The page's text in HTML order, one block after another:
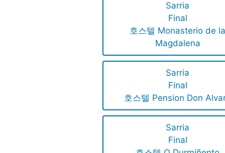
Sarria
Final
호스텔 Monasterio de
Magdalena
Sarria
Final
호스텔 Pension Don
Sarria
Final